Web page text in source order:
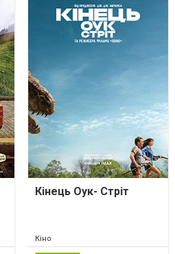
Кінець Оук- Стріт
Кіно